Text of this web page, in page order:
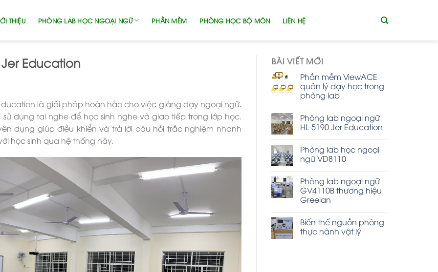
THIỆU PHÒNG LAB HỌC NGOẠI NGỮ PHẦN MỀM PHÒNG HỌC BỘ MÔN LIÊN HỆ
Education
là giải pháp hoàn hảo cho việc giảng dạy ngoại ngữ.
dụng tai nghe để học sinh nghe và giao tiếp trong lớp học.
dụng giúp điều khiển và trả lời câu hỏi trắc nghiệm nhanh
học sinh qua hệ thống này.
BÀI VIẾT MỚI
Phần mềm ViewACE
quản lý dạy học trong
phòng lab
Phòng lab ngoại ngữ
HL-5190 Jer Education
Phòng lab học ngoại
ngữ VD8110
Phòng lab ngoại ngữ
GV4110B thương hiệu
Greelan
Biến thế nguồn phòng
thực hành vật lý